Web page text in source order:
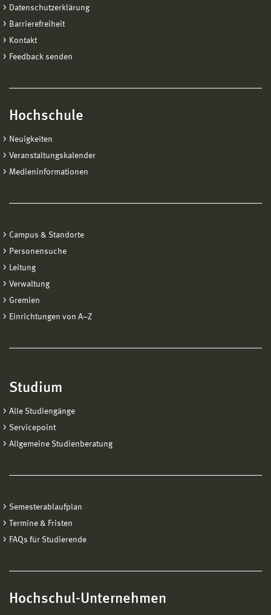
Datenschutzerklärung
Barrierefreiheit
Kontakt
Feedback senden
Hochschule
Neuigkeiten
Veranstaltungskalender
Medieninformationen
Campus & Standorte
Personensuche
Leitung
Verwaltung
Gremien
Einrichtungen von A−Z
Studium
Alle Studiengänge
Servicepoint
Allgemeine Studienberatung
Semesterablaufplan
Termine & Fristen
FAQs für Studierende
Hochschul-Unternehmen